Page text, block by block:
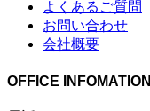
よくあるご質問
お問い合わせ
会社概要
OFFICE INFOMATION